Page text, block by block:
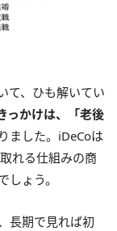
て、ひも解いてい
っかけは、「老後
ました。iDeCoは
れる仕組みの商
ょう。
長期で見れば初